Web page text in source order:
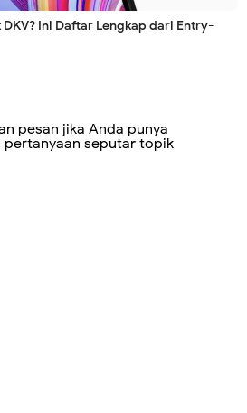
DKV? Ini Daftar Lengkap dari Entry-
pesan jika Anda punya
pertanyaan seputar topik